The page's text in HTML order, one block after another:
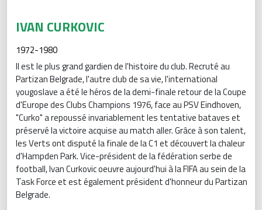
IVAN CURKOVIC
1972-1980
Il est le plus grand gardien de l'histoire du club. Recruté au
Partizan Belgrade, l'autre club de sa vie, l'international
yougoslave a été le héros de la demi-finale retour de la Coupe
d'Europe des Clubs Champions 1976, face au PSV Eindhoven,
"Curko" a repoussé invariablement les tentative bataves et
préservé la victoire acquise au match aller. Grâce à son talent,
les Verts ont disputé la finale de la C1 et découvert la chaleur
d'Hampden Park. Vice-président de la fédération serbe de
football, Ivan Curkovic oeuvre aujourd'hui à la FIFA au sein de la
Task Force et est également président d'honneur du Partizan
Belgrade.